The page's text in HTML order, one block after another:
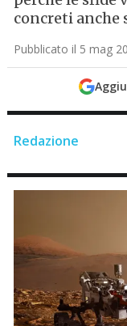
concreti anche
Pubblicato il 5 mag
Redazione